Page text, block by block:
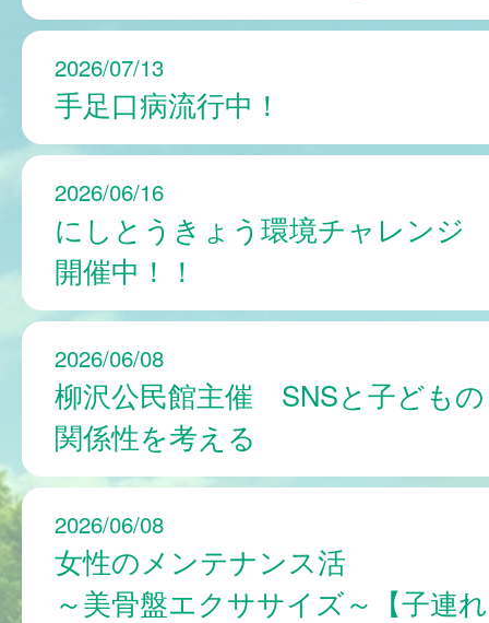
2026/07/13
手足口病流行中！
2026/06/16
にしとうきょう環境チャレンジ
開催中！！
2026/06/08
柳沢公民館主催 SNSと子どもの
関係性を考える
2026/06/08
女性のメンテナンス活
～美骨盤エクササイズ～【子連